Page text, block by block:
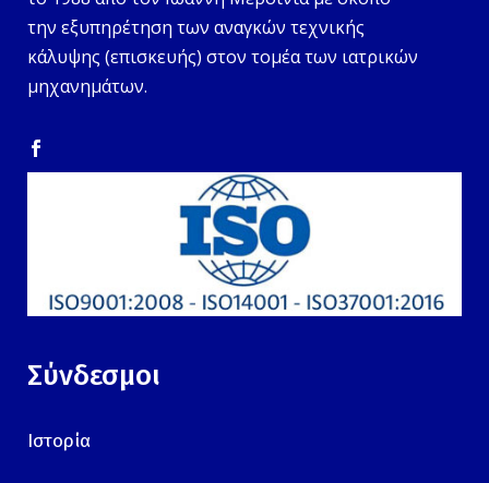
την εξυπηρέτηση των αναγκών τεχνικής
κάλυψης (επισκευής) στον τομέα των ιατρικών
μηχανημάτων.
Σύνδεσμοι
Ιστορία